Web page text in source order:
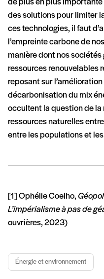
de plus en plus importante
des solutions pour limiter
ces technologies, il faut
l’empreinte carbone de
manière dont nos
ressources renouvelables
reposant sur
décarbonisation du mix
occultent la question de
ressources naturelles
entre les populations et
[1] Ophélie Coelho,
L’impérialisme à pas de
ouvrières, 2023)
Énergie et environnement